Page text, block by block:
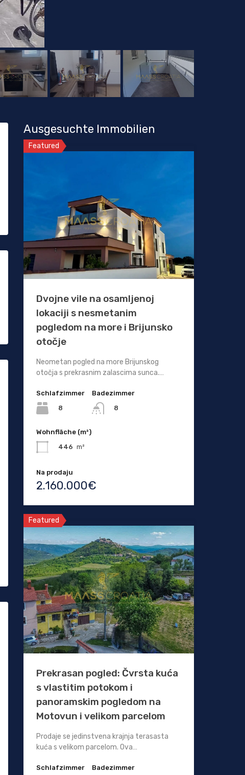
Ausgesuchte Immobilien
Featured
Dvojne vile na osamljenoj
lokaciji s nesmetanim
pogledom na more i Brijunsko
otočje
Neometan pogled na more Brijunskog
otočja s prekrasnim zalascima sunca.…
Schlafzimmer
8
Badezimmer
8
Wohnfläche (m²)
446 m²
Na prodaju
2.160.000€
Featured
Prekrasan pogled: Čvrsta kuća
s vlastitim potokom i
panoramskim pogledom na
Motovun i velikom parcelom
Prodaje se jedinstvena krajnja terasasta
kuća s velikom parcelom. Ova…
Schlafzimmer Badezimmer